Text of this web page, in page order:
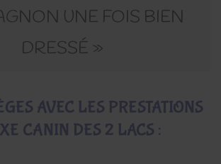
UNE FOIS BIEN
DRESSÉ »
AVEC LES PRESTATIONS
CANIN DES 2 LACS :